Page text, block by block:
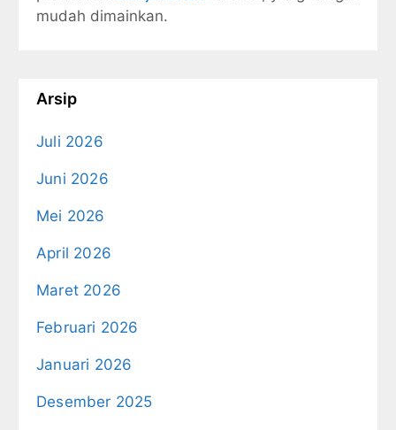
mudah dimainkan.
Arsip
Juli 2026
Juni 2026
Mei 2026
April 2026
Maret 2026
Februari 2026
Januari 2026
Desember 2025